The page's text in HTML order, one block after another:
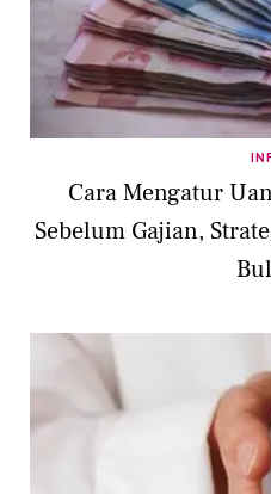
Cara Mengatur
Sebelum Gajian,